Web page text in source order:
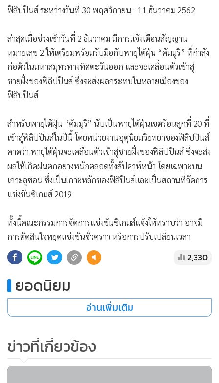
ฟิลิปปินส์ ระหว่างวันที่ 30 พฤศจิกายน - 11 ธันวาคม 2562
ล่าสุดเมื่อช่วงเช้าวันที่ 2 ธันวาคม มีการแจ้งเตือนสัญญาน
หมายเลข 2 ให้เตรียมพร้อมรับมือกับพายุไต้ฝุ่น “คัมมูริ” ที่กำลัง
ก่อตัวในมหาสมุทรทางทิศตะวันออก และจะเคลื่อนตัวเข้าสู่
ชายฝั่งของฟิลิปปินส์ ซึ่งจะส่งผลกระทบในหลายเมืองของ
ฟิลิปปินส์
สำหรับพายุไต้ฝุ่น “คัมมูริ” นับเป็นพายุไต้ฝุ่นเขตร้อนลูกที่ 20 ที่
เข้าสู่ฟิลิปปินส์ในปีนี้ โดยหน่วยงานอุตุนิยมวิยทยาของฟิลิปปินส์
คาดว่า พายุไต้ฝุ่นจะเคลื่อนตัวเข้าสู่ชายฝั่งของฟิลิปปินส์ ซึ่งจะส่ง
ผลให้เกิดฝนตกอย่างหนักตลอดทั้งสัปดาห์หน้า โดยเฉพาะบน
เกาะลูซอน ซึ่งเป็นเกาะหลักของฟิลิปินส์และเป็นสถานที่จัดการ
แข่งขันซีเกมส์ 2019
ทั้งนี้คณะกรรมการจัดการแข่งขันซีเกมส์แจ้งให้ทราบว่า อาจมี
การตัดสินใจหยุดแข่งขันชั่วคราว หรือการปรับเปลี่ยนเวลา
แข่งขันบางรายการ เพื่อหลีกเลี่ยงอันตรายจากสภาพอากาศ
แสดงเพิ่มเติม
2,330
ยอดนิยม
อ่านเพิ่มเติม
ข่าวที่เกี่ยวข้อง